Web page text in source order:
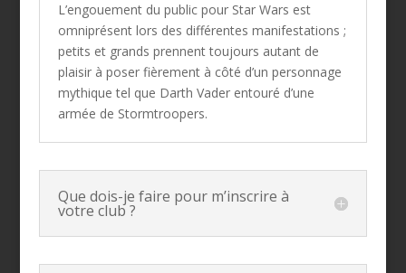
L’engouement du public pour Star Wars est
omniprésent lors des différentes manifestations ;
petits et grands prennent toujours autant de
plaisir à poser fièrement à côté d’un personnage
mythique tel que Darth Vader entouré d’une
armée de Stormtroopers.
Que dois-je faire pour m’inscrire à
votre club ?